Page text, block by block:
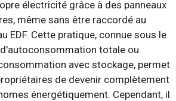
électricité grâce à des panneaux
même sans être raccordé au
EDF. Cette pratique, connue sous le
totale ou
avec stockage, permet
de devenir complètement
énergétiquement. Cependant, il